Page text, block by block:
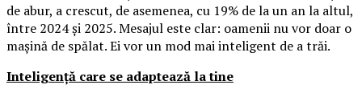
de abur, a crescut, de asemenea, cu 19% de la un an la altul,
între 2024 și 2025. Mesajul este clar: oamenii nu vor doar o
mașină de spălat. Ei vor un mod mai inteligent de a trăi.
Inteligență care se adaptează la tine